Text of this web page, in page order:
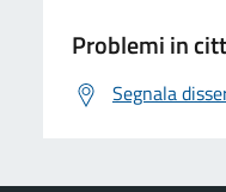
Problemi in
Segnala